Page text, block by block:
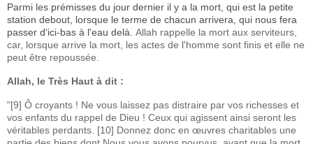
Parmi les prémisses du jour dernier il y a la mort, qui est la petite
station debout, lorsque le terme de chacun arrivera, qui nous fera
passer d'ici-bas à l'eau delà. Allah rappelle la mort aux serviteurs,
car, lorsque arrive la mort, les actes de l'homme sont finis et elle ne
peut être repoussée.
Allah, le Très Haut à dit :
"[9] Ô croyants ! Ne vous laissez pas distraire par vos richesses et
vos enfants du rappel de Dieu ! Ceux qui agissent ainsi seront les
véritables perdants. [10] Donnez donc en œuvres charitables une